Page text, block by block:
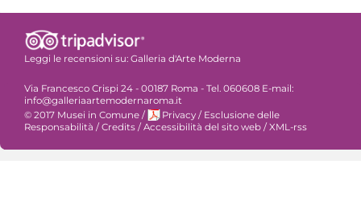
Leggi le recensioni su: Galleria d'Arte Moderna
Via Francesco Crispi 24 - 00187 Roma - Tel. 060608 E-mail:
info@galleriaartemodernaroma.it
© 2017 Musei in Comune / Privacy / Esclusione delle
Responsabilità / Credits / Accessibilità del sito web / XML-rss